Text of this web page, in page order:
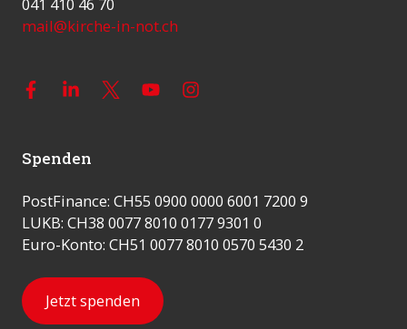
mail@kirche-in-not.ch
Spenden
PostFinance: CH55 0900 0000 6001 7200 9
LUKB: CH38 0077 8010 0177 9301 0
Euro-Konto: CH51 0077 8010 0570 5430 2
Jetzt spenden